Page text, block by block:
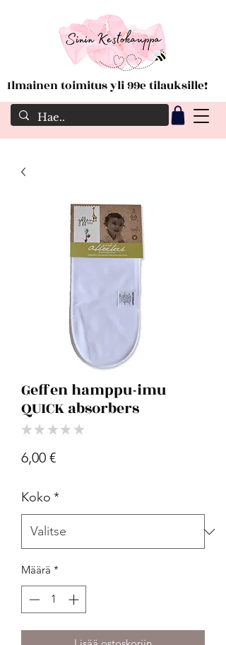
Ilmainen toimitus yli 99e tilauksille!
Geffen hamppu-imu
QUICK absorbers
★ ★ ★ ★ ★
6,00 €Hinta
Koko *
Määrä *